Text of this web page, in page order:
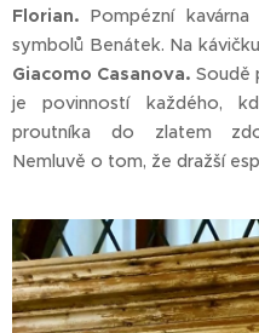
Florian. Pompézní
symbolů Benátek. Na
Giacomo Casanova.Soudě
je povinností každého,
proutníka do zlatem
Nemluvě o tom, že dražší